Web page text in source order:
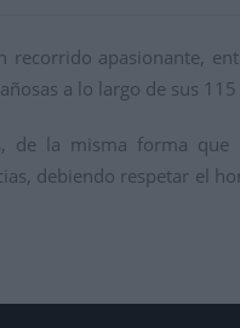
apasionante,
a lo largo de sus 115
de la misma forma que
debiendo respetar el